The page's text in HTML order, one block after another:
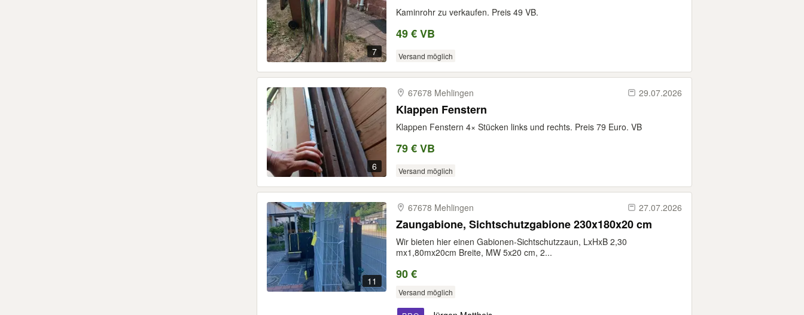
7
Kaminrohr zu verkaufen. Preis 49 VB.
49 € VB
Versand möglich
6
67678 Mehlingen 29.07.2026
Klappen Fenstern
Klappen Fenstern 4× Stücken links und rechts. Preis 79 Euro. VB
79 € VB
Versand möglich
11
67678 Mehlingen 27.07.2026
Zaungabione, Sichtschutzgabione 230x180x20 cm
Wir bieten hier einen Gabionen-Sichtschutzzaun, LxHxB 2,30
mx1,80mx20cm Breite, MW 5x20 cm, 2...
90 €
Versand möglich